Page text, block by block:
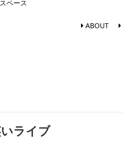
ペース
ABOUT
ライブ